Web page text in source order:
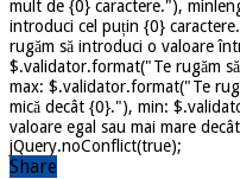
mult de {0} caractere."),
introduci cel puțin {0}
rugăm să introduci o valoare
$.validator.format("Te rugăm
max: $.validator.format("Te
mică decât {0}."), min:
valoare egal sau mai mare
jQuery.noConflict(true);
Share